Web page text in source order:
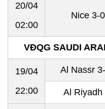
20/04
02:00
Nice 3-
VĐQG SAUDI
19/04
22:00
Al Nassr
Al Riyadh